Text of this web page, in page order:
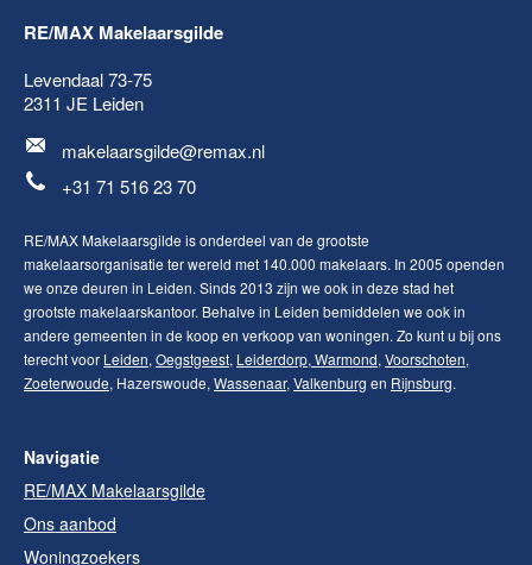
RE/MAX Makelaarsgilde
Levendaal 73-75
2311 JE Leiden
makelaarsgilde@remax.nl
+31 71 516 23 70
RE/MAX Makelaarsgilde is onderdeel van de grootste
makelaarsorganisatie ter wereld met 140.000 makelaars. In 2005 openden
we onze deuren in Leiden. Sinds 2013 zijn we ook in deze stad het
grootste makelaarskantoor. Behalve in Leiden bemiddelen we ook in
andere gemeenten in de koop en verkoop van woningen. Zo kunt u bij ons
terecht voor Leiden, Oegstgeest, Leiderdorp, Warmond, Voorschoten,
Zoeterwoude, Hazerswoude, Wassenaar, Valkenburg en Rijnsburg.
Navigatie
RE/MAX Makelaarsgilde
Ons aanbod
Woningzoekers